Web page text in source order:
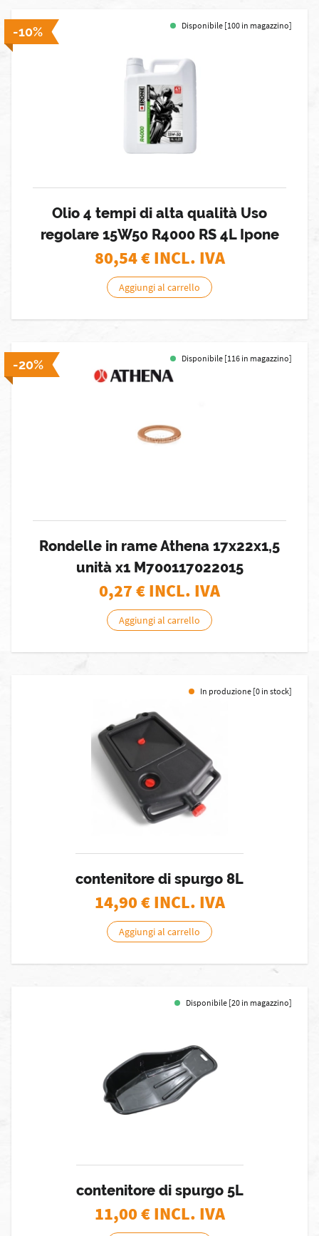
-10% Disponibile [100 in magazzino]
Olio 4 tempi di alta qualità Uso
regolare 15W50 R4000 RS 4L Ipone
80,54€ INCL. IVA
Aggiungi al carrello
-20% Disponibile [116 in magazzino]
Rondelle in rame Athena 17x22x1,5
unità x1 M700117022015
0,27€ INCL. IVA
Aggiungi al carrello
In produzione [0 in stock]
contenitore di spurgo 8L
14,90€ INCL. IVA
Aggiungi al carrello
Disponibile [20 in magazzino]
contenitore di spurgo 5L
11,00€ INCL. IVA